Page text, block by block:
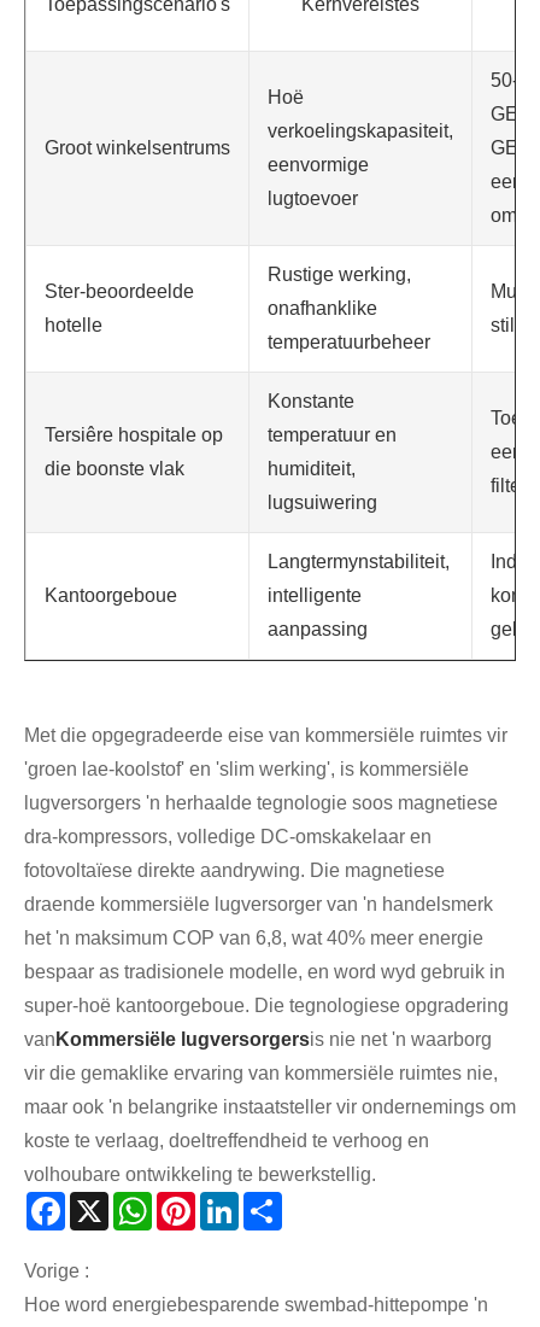
Toepassingscenario's
Kernvereistes
Groot winkelsentrums
Hoë
verkoelingskapasiteit,
eenvormige
lugtoevoer
50-
Ster-beoordeelde
hotelle
Rustige werking,
onafhanklike
temperatuurbeheer
stil
Tersiêre hospitale op
die boonste vlak
Konstante
temperatuur en
humiditeit,
lugsuiwering
filters
Kantoorgeboue
Langtermynstabiliteit,
intelligente
aanpassing
Met die opgegradeerde eise van kommersiële ruimtes vir
'groen lae-koolstof' en 'slim werking', is kommersiële
lugversorgers 'n herhaalde tegnologie soos magnetiese
dra-kompressors, volledige DC-omskakelaar en
fotovoltaïese direkte aandrywing. Die magnetiese
draende kommersiële lugversorger van 'n handelsmerk
het 'n maksimum COP van 6,8, wat 40% meer energie
bespaar as tradisionele modelle, en word wyd gebruik in
super-hoë kantoorgeboue. Die tegnologiese opgradering
van Kommersiële lugversorgersis nie net 'n waarborg
vir die gemaklike ervaring van kommersiële ruimtes nie,
maar ook 'n belangrike instaatsteller vir ondernemings om
koste te verlaag, doeltreffendheid te verhoog en
volhoubare ontwikkeling te bewerkstellig.
Facebook
X WhatsAppPinterestLinkedIn
Vorige :
Hoe word energiebesparende swembad-hittepompe 'n